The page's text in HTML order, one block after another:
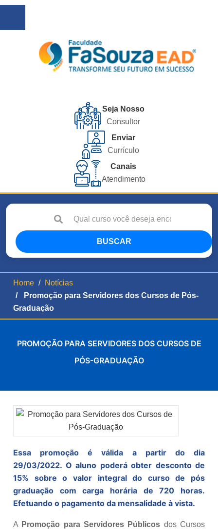
Seja Nosso
Consultor
Enviar
Currículo
Canais
Atendimento
BUSCAR
Home
Notícias
Promoção para Servidores dos Cursos de Pós-
Graduação
PROMOÇÃO PARA SERVIDORES DOS CURSOS DE
PÓS-GRADUAÇÃO
Essa promoção é válida a partir do dia
29/03/2022. O aluno poderá obter desconto de
15% sobre o valor integral do curso de pós
graduação com carga horária de 720 horas.
Efetuando o pagamento da mensalidade à vista.
A Promoção para Servidores Públicos dos Cursos